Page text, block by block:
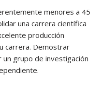
menores a 45
una carrera científica
producción
carrera. Demostrar
grupo de investigación